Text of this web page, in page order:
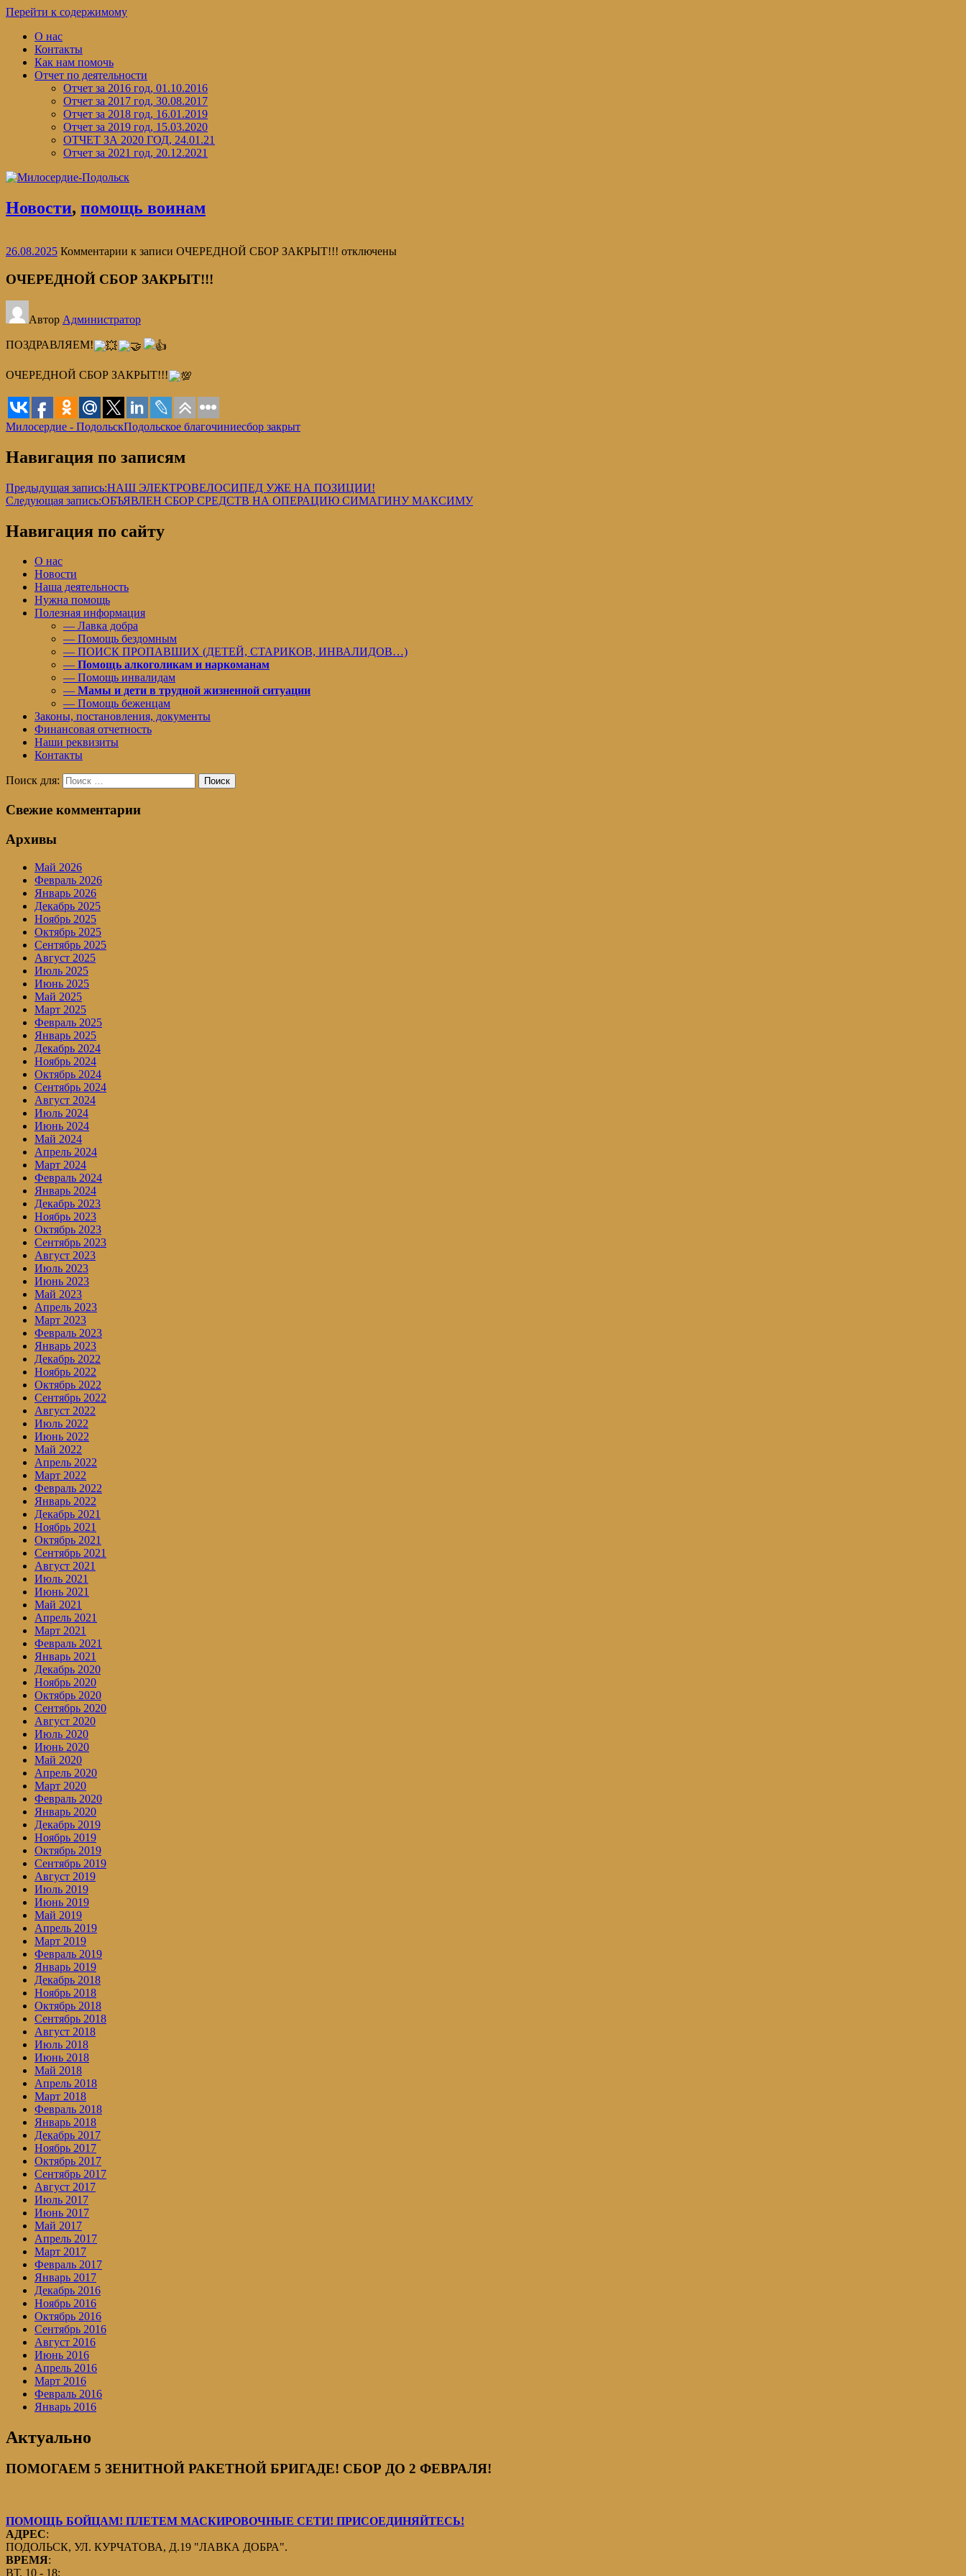
Перейти к содержимому
О нас
Контакты
Как нам помочь
Отчет по деятельности
Отчет за 2016 год, 01.10.2016
Отчет за 2017 год, 30.08.2017
Отчет за 2018 год, 16.01.2019
Отчет за 2019 год, 15.03.2020
ОТЧЕТ ЗА 2020 ГОД, 24.01.21
Отчет за 2021 год, 20.12.2021
Новости, помощь воинам
26.08.2025 Комментарии к записи ОЧЕРЕДНОЙ СБОР ЗАКРЫТ!!! отключены
ОЧЕРЕДНОЙ СБОР ЗАКРЫТ!!!
Автор Администратор
ПОЗДРАВЛЯЕМ!
ОЧЕРЕДНОЙ СБОР ЗАКРЫТ!!!
Милосердие - ПодольскПодольское благочиниесбор закрыт
Навигация по записям
Предыдущая запись:НАШ ЭЛЕКТРОВЕЛОСИПЕД УЖЕ НА ПОЗИЦИИ!
Следующая запись:ОБЪЯВЛЕН СБОР СРЕДСТВ НА ОПЕРАЦИЮ СИМАГИНУ МАКСИМУ
Навигация по сайту
О нас
Новости
Наша деятельность
Нужна помощь
Полезная информация
— Лавка добра
— Помощь бездомным
— ПОИСК ПРОПАВШИХ (ДЕТЕЙ, СТАРИКОВ, ИНВАЛИДОВ…)
— Помощь алкоголикам и наркоманам
— Помощь инвалидам
— Мамы и дети в трудной жизненной ситуации
— Помощь беженцам
Законы, постановления, документы
Финансовая отчетность
Наши реквизиты
Контакты
Поиск для: Поиск
Свежие комментарии
Архивы
Май 2026
Февраль 2026
Январь 2026
Декабрь 2025
Ноябрь 2025
Октябрь 2025
Сентябрь 2025
Август 2025
Июль 2025
Июнь 2025
Май 2025
Март 2025
Февраль 2025
Январь 2025
Декабрь 2024
Ноябрь 2024
Октябрь 2024
Сентябрь 2024
Август 2024
Июль 2024
Июнь 2024
Май 2024
Апрель 2024
Март 2024
Февраль 2024
Январь 2024
Декабрь 2023
Ноябрь 2023
Октябрь 2023
Сентябрь 2023
Август 2023
Июль 2023
Июнь 2023
Май 2023
Апрель 2023
Март 2023
Февраль 2023
Январь 2023
Декабрь 2022
Ноябрь 2022
Октябрь 2022
Сентябрь 2022
Август 2022
Июль 2022
Июнь 2022
Май 2022
Апрель 2022
Март 2022
Февраль 2022
Январь 2022
Декабрь 2021
Ноябрь 2021
Октябрь 2021
Сентябрь 2021
Август 2021
Июль 2021
Июнь 2021
Май 2021
Апрель 2021
Март 2021
Февраль 2021
Январь 2021
Декабрь 2020
Ноябрь 2020
Октябрь 2020
Сентябрь 2020
Август 2020
Июль 2020
Июнь 2020
Май 2020
Апрель 2020
Март 2020
Февраль 2020
Январь 2020
Декабрь 2019
Ноябрь 2019
Октябрь 2019
Сентябрь 2019
Август 2019
Июль 2019
Июнь 2019
Май 2019
Апрель 2019
Март 2019
Февраль 2019
Январь 2019
Декабрь 2018
Ноябрь 2018
Октябрь 2018
Сентябрь 2018
Август 2018
Июль 2018
Июнь 2018
Май 2018
Апрель 2018
Март 2018
Февраль 2018
Январь 2018
Декабрь 2017
Ноябрь 2017
Октябрь 2017
Сентябрь 2017
Август 2017
Июль 2017
Июнь 2017
Май 2017
Апрель 2017
Март 2017
Февраль 2017
Январь 2017
Декабрь 2016
Ноябрь 2016
Октябрь 2016
Сентябрь 2016
Август 2016
Июнь 2016
Апрель 2016
Март 2016
Февраль 2016
Январь 2016
Актуально
ПОМОГАЕМ 5 ЗЕНИТНОЙ РАКЕТНОЙ БРИГАДЕ! СБОР ДО 2 ФЕВРАЛЯ!
ПОМОЩЬ БОЙЦАМ! ПЛЕТЕМ МАСКИРОВОЧНЫЕ СЕТИ! ПРИСОЕДИНЯЙТЕСЬ!
АДРЕС:
ПОДОЛЬСК, УЛ. КУРЧАТОВА, Д.19 "ЛАВКА ДОБРА".
ВРЕМЯ:
ВТ. 10 - 18;